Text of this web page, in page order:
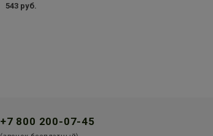
543 руб.
+7 800 200-07-45